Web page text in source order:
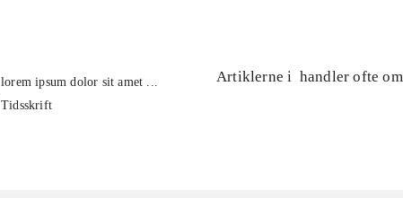
lorem ipsum dolor sit amet ...
Tidsskrift
Artiklerne i handler ofte om